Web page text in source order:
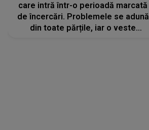
care intră într-o perioadă marcată
de încercări. Problemele se adună
din toate părțile, iar o veste